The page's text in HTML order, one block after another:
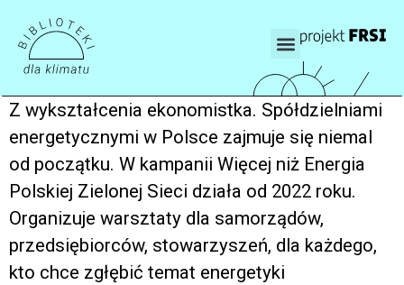
Z wykształcenia ekonomistka. Spółdzielniami
energetycznymi w Polsce zajmuje się niemal
od początku. W kampanii Więcej niż Energia
Polskiej Zielonej Sieci działa od 2022 roku.
Organizuje warsztaty dla samorządów,
przedsiębiorców, stowarzyszeń, dla każdego,
kto chce zgłębić temat energetyki